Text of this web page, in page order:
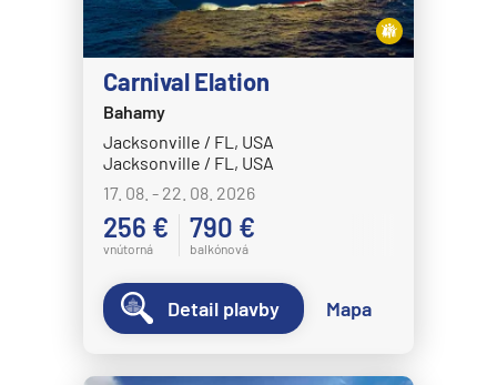
Costa Smeralda
Costa Toscana
Crystal Serenity
Crystal Symphony
Cunard Line
Queen Anne
Queen Elizabeth
Queen Mary 2
Carnival Elation
Bahamy
Jacksonville / FL, USA
Jacksonville / FL, USA
17. 08. - 22. 08. 2026
256 €
vnútorná
790 €
balkónová
Detail plavby Mapa